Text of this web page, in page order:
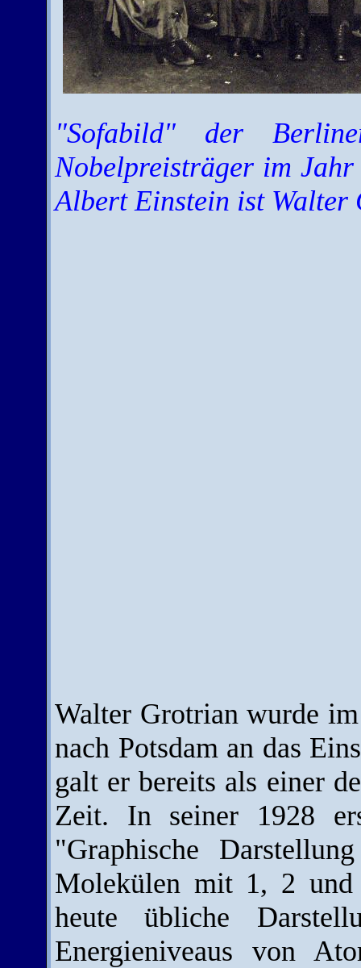
"Sofabild" der
Nobelpreisträger im
Albert Einstein ist Walter
Walter Grotrian wurde
nach Potsdam an das
galt er bereits als einer
Zeit. In seiner 1928
"Graphische
Molekülen mit 1, 2 und
heute übliche
Energieniveaus von